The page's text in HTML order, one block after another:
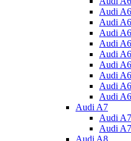
Audi
Audi
Audi
Audi
Audi
Audi
Audi
Audi
Audi
Audi A7
Audi
Audi